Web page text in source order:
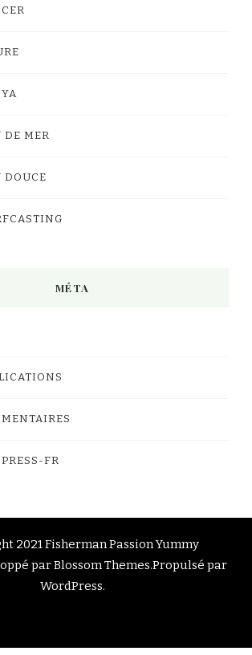
DE MER
DOUCE
MÉTA
FR
2021 Fisherman PassionYummy
parBlossom Themes.Propulsé par
WordPress.